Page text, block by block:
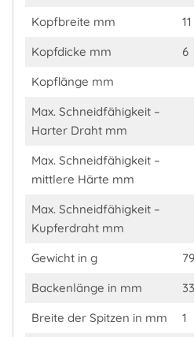
Kopfbreite mm
11
Kopfdicke mm
6
Kopflänge mm
Max. Schneidfähigkeit –
Harter Draht mm
Max. Schneidfähigkeit –
mittlere Härte mm
Max. Schneidfähigkeit –
Kupferdraht mm
Gewicht in g
Backenlänge in mm
Breite der Spitzen in mm
1